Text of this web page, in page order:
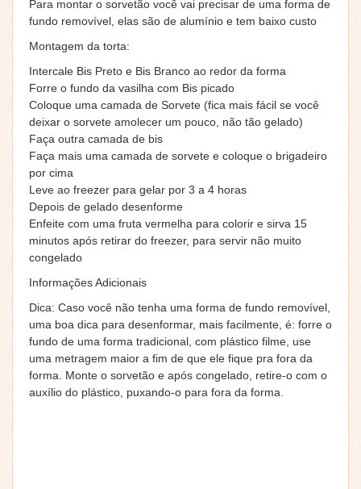
Para montar o sorvetão você vai precisar de uma forma de
fundo removível, elas são de alumínio e tem baixo custo
Montagem da torta:
Intercale Bis Preto e Bis Branco ao redor da forma
Forre o fundo da vasilha com Bis picado
Coloque uma camada de Sorvete (fica mais fácil se você
deixar o sorvete amolecer um pouco, não tão gelado)
Faça outra camada de bis
Faça mais uma camada de sorvete e coloque o brigadeiro
por cima
Leve ao freezer para gelar por 3 a 4 horas
Depois de gelado desenforme
Enfeite com uma fruta vermelha para colorir e sirva 15
minutos após retirar do freezer, para servir não muito
congelado
Informações Adicionais
Dica: Caso você não tenha uma forma de fundo removível,
uma boa dica para desenformar, mais facilmente, é: forre o
fundo de uma forma tradicional, com plástico filme, use
uma metragem maior a fim de que ele fique pra fora da
forma. Monte o sorvetão e após congelado, retire-o com o
auxílio do plástico, puxando-o para fora da forma.